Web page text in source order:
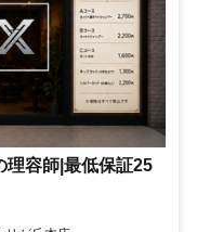
理容師|最低保証25